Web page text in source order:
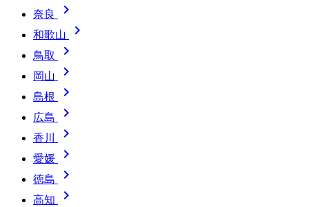
奈良 
和歌山 
鳥取 
岡山 
島根 
広島 
香川 
愛媛 
徳島 
高知 